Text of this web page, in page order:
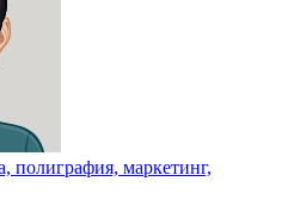
полиграфия, маркетинг,